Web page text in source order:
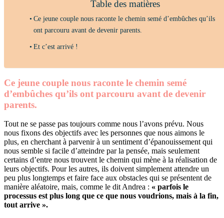
Table des matières
Ce jeune couple nous raconte le chemin semé d’embûches qu’ils
ont parcouru avant de devenir parents.
Et c’est arrivé !
Ce jeune couple nous raconte le chemin semé
d’embûches qu’ils ont parcouru avant de devenir
parents.
Tout ne se passe pas toujours comme nous l’avons prévu. Nous
nous fixons des objectifs avec les personnes que nous aimons le
plus, en cherchant à parvenir à un sentiment d’épanouissement qui
nous semble si facile d’atteindre par la pensée, mais seulement
certains d’entre nous trouvent le chemin qui mène à la réalisation de
leurs objectifs. Pour les autres, ils doivent simplement attendre un
peu plus longtemps et faire face aux obstacles qui se présentent de
manière aléatoire, mais, comme le dit Andrea : « parfois le
processus est plus long que ce que nous voudrions, mais à la fin,
tout arrive ».